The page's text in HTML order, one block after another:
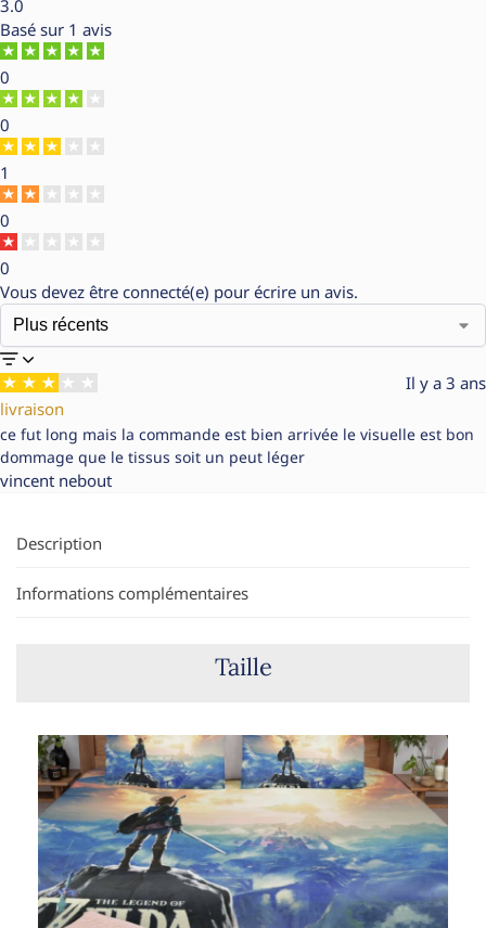
3.0
Basé sur 1 avis
0
0
1
0
0
Vous devez être connecté(e) pour écrire un avis.
Il y a 3 ans
livraison
ce fut long mais la commande est bien arrivée le visuelle est bon
dommage que le tissus soit un peut léger
vincent nebout
Description
Informations complémentaires
Taille